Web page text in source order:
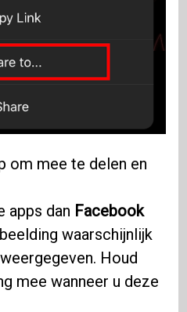
om mee te delen en
apps dan Facebook
waarschijnlijk
Houd
mee wanneer u deze